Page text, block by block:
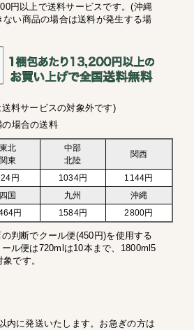
円以上で送料サービスです。(沖縄
ない商品の場合は送料が発生する場
料サービスの対象外です)
場合の送料
東北
関東
中部
北陸
関西
円 1034円
1144円
四国 九州
沖縄
円 1584円 2800円
判断でクール便(450円)を使用する
ル便は720mlは10本まで、1800ml5
です。
内に発送いたします。お急ぎの方は